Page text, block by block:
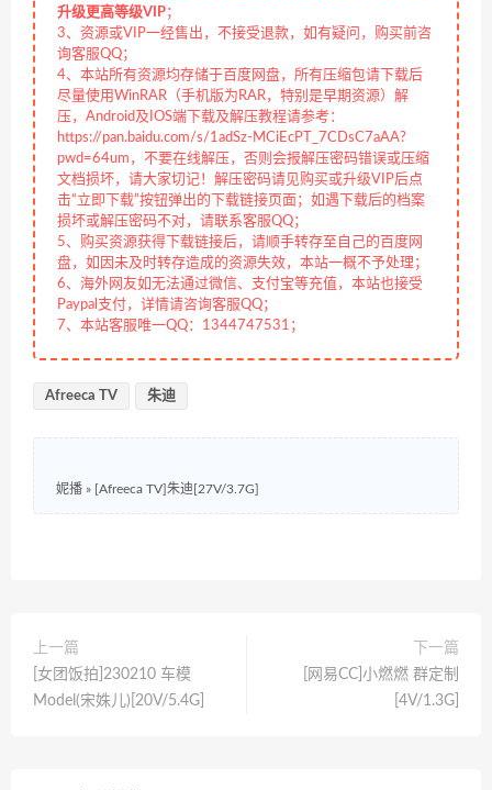
升级更高等级VIP；
3、资源或VIP一经售出，不接受退款，如有疑问，购买前咨
询客服QQ；
4、本站所有资源均存储于百度网盘，所有压缩包请下载后
尽量使用WinRAR（手机版为RAR，特别是早期资源）解
压，Android及IOS端下载及解压教程请参考：
https://pan.baidu.com/s/1adSz-MCiEcPT_7CDsC7aAA?
pwd=64um，不要在线解压，否则会报解压密码错误或压缩
文档损坏，请大家切记！解压密码请见购买或升级VIP后点
击“立即下载”按钮弹出的下载链接页面；如遇下载后的档案
损坏或解压密码不对，请联系客服QQ；
5、购买资源获得下载链接后，请顺手转存至自己的百度网
盘，如因未及时转存造成的资源失效，本站一概不予处理；
6、海外网友如无法通过微信、支付宝等充值，本站也接受
Paypal支付，详情请咨询客服QQ；
7、本站客服唯一QQ：1344747531；
Afreeca TV 朱迪
妮播 » [Afreeca TV]朱迪[27V/3.7G]
上一篇
[女团饭拍]230210 车模
Model(宋姝儿)[20V/5.4G]
下一篇
[网易CC]小燃燃 群定制
[4V/1.3G]